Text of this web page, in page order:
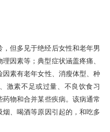
但多见于绝经后女性和老年男
因素等；典型症状涵盖疼痛、
素有老年女性、消瘦体型、种
激素不足或过量、不良饮食习
物和合并某些疾病。该病通常
、喝酒等原因引起的，和吃多